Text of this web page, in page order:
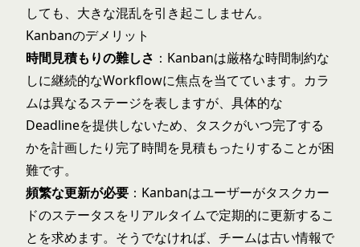
しても、大きな混乱を引き起こしません。
Kanbanのデメリット
時間見積もりの難しさ ：Kanbanは厳格な時間制約な
しに継続的なWorkflowに焦点を当てています。カラ
ムは異なるステージを表しますが、具体的な
Deadlineを提供しないため、タスクがいつ完了する
かを計画したり完了時間を見積もったりすることが困
難です。
頻繁な更新が必要 ：Kanbanはユーザーがタスクカー
ドのステータスをリアルタイムで定期的に更新するこ
とを求めます。そうでなければ、チームは古い情報で